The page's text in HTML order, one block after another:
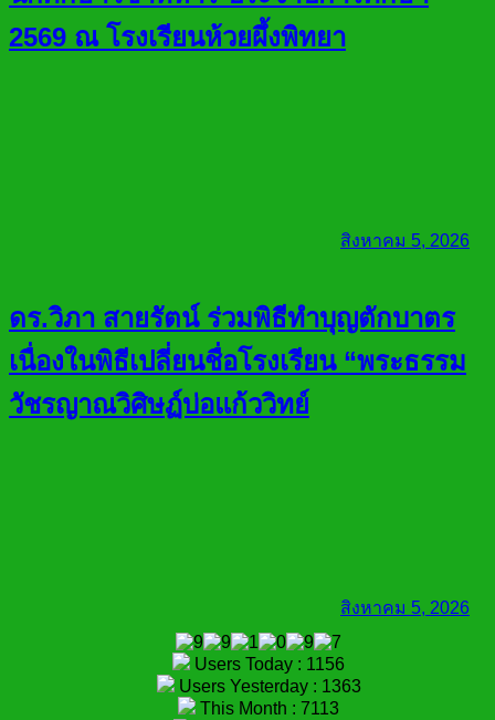
2569 ณ โรงเรียนห้วยผึ้งพิทยา
สิงหาคม 5, 2026
ดร.วิภา สายรัตน์ ร่วมพิธีทำบุญตักบาตร
เนื่องในพิธีเปลี่ยนชื่อโรงเรียน “พระธรรม
วัชรญาณวิศิษฏ์บ่อแก้ววิทย์
สิงหาคม 5, 2026
Users Today : 1156
Users Yesterday : 1363
This Month : 7113